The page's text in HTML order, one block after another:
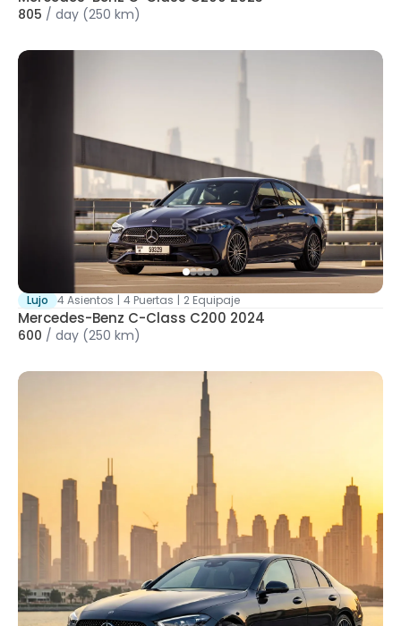
805 / day (250 km)
Lujo 4 Asientos | 4 Puertas | 2 Equipaje
Mercedes-Benz C-Class C200 2024
600 / day (250 km)